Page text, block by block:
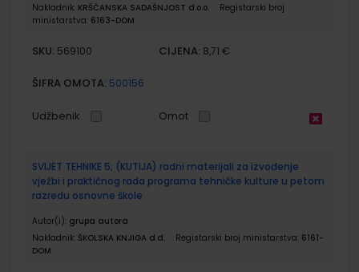
Nakladnik: KRŠĆANSKA SADAŠNJOST d.o.o.
Registarski broj
ministarstva: 6163-DOM
SKU: 569100 CIJENA: 8,71 €
ŠIFRA OMOTA: 500156
Udžbenik Omot
SVIJET TEHNIKE 5; (KUTIJA) radni materijali za izvođenje
vježbi i praktičnog rada programa tehničke kulture u petom
razredu osnovne škole
Autor(i): grupa autora
Nakladnik: ŠKOLSKA KNJIGA d.d. Registarski broj ministarstva: 6161-
DOM